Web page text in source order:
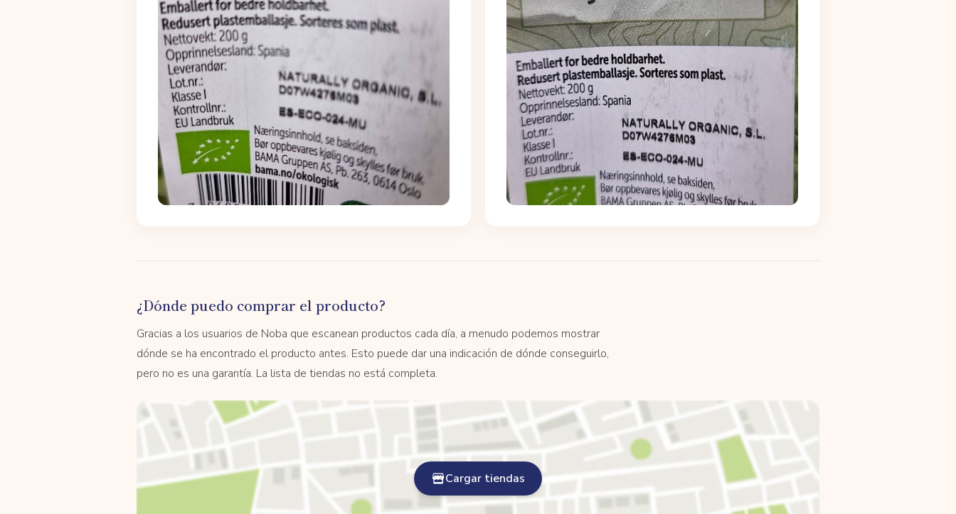
¿Dónde puedo comprar el producto?
Gracias a los usuarios de Noba que escanean productos cada día, a menudo podemos mostrar
dónde se ha encontrado el producto antes. Esto puede dar una indicación de dónde conseguirlo,
pero no es una garantía. La lista de tiendas no está completa.
Cargar tiendas